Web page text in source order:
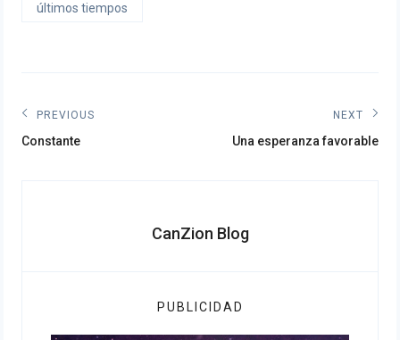
últimos tiempos
Navegación
de
PREVIOUS
Previous
Constante
NEXT
Next
Una esperanza favorable
CanZion Blog
PUBLICIDAD